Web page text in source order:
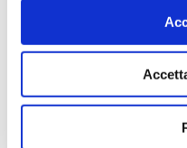
Soluzione OctoCore
Il congelatore IQF
specificamente per